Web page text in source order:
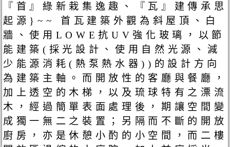
『首』綠新栽集逸趣、『瓦』建傳承思
起源}~~ 首瓦建築外觀為斜屋頂、白
牆、使用LOWE抗UV強化玻璃，以節
能建築(採光設計、使用自然光源、減
少能源消耗(熱泵熱水器))的設計方向
為建築主軸。而開放性的客廳與餐廳，
加上透空的木梯，以及琉球特有之漂流
木，經過簡單表面處理後，期讓空間變
成獨一無二之裝置；另隔而不斷的開放
廚房，亦是休憩小酌的小空間，而二樓